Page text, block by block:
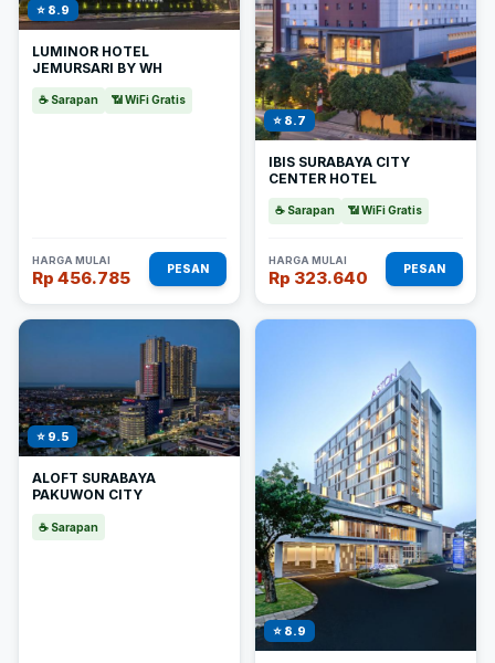
⭐ 8.9
LUMINOR HOTEL
JEMURSARI BY WH
☕ Sarapan 📶 WiFi Gratis
HARGA MULAI
Rp 456.785 PESAN
⭐ 8.7
IBIS SURABAYA CITY
CENTER HOTEL
☕ Sarapan 📶 WiFi Gratis
HARGA MULAI
Rp 323.640 PESAN
⭐ 9.5
ALOFT SURABAYA
PAKUWON CITY
☕ Sarapan
⭐ 8.9